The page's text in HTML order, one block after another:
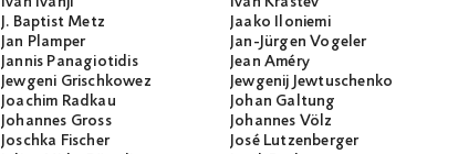
J. Baptist Metz Jaako Iloniemi
Jan Plamper Jan-Jürgen Vogeler
Jannis Panagiotidis Jean Améry
Jewgeni Grischkowez Jewgenij Jewtuschenko
Joachim Radkau Johan Galtung
Johannes Gross Johannes Völz
Joschka Fischer José Lutzenberger